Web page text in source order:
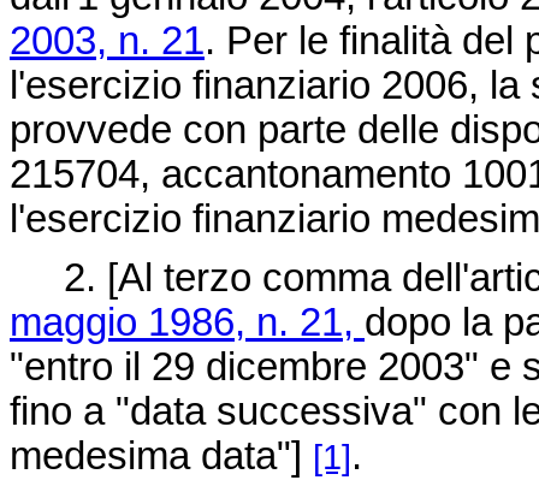
2003, n. 21. Per le finalità del
l'esercizio finanziario 2006,
provvede con parte delle
215704, accantonamento
l'esercizio finanziario
2. [Al terzo comma
maggio 1986, n. 21, dopo la
"entro il 29 dicembre 2003" e
fino a "data successiva" con
medesima data"] [1].